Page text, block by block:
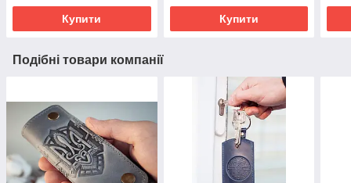
Купити Купити
Подібні товари компанії